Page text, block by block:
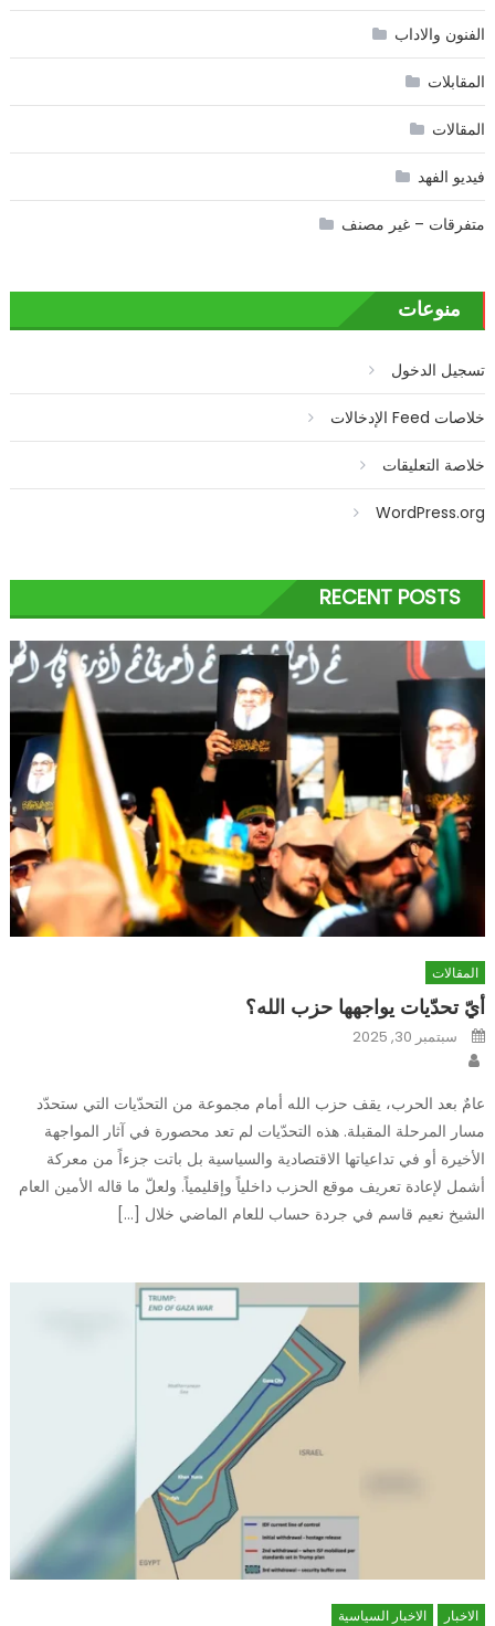
الفنون والاداب
المقابلات
المقالات
فيديو الفهد
متفرقات – غير مصنف
منوعات
تسجيل الدخول
خلاصات Feed الإدخالات
خلاصة التعليقات
WordPress.org
RECENT POSTS
المقالات
أيّ تحدّيات يواجهها حزب الله؟
Posted
onسبتمبر 30, 2025
عامٌ بعد الحرب، يقف حزب الله أمام مجموعة من التحدّيات التي ستحدّد
مسار المرحلة المقبلة. هذه التحدّيات لم تعد محصورة في آثار المواجهة
الأخيرة أو في تداعياتها الاقتصادية والسياسية بل باتت جزءاً من معركة
أشمل لإعادة تعريف موقع الحزب داخلياً وإقليمياً. ولعلّ ما قاله الأمين العام
الشيخ نعيم قاسم في جردة حساب للعام الماضي خلال […]
الاخبار الاخبار السياسية